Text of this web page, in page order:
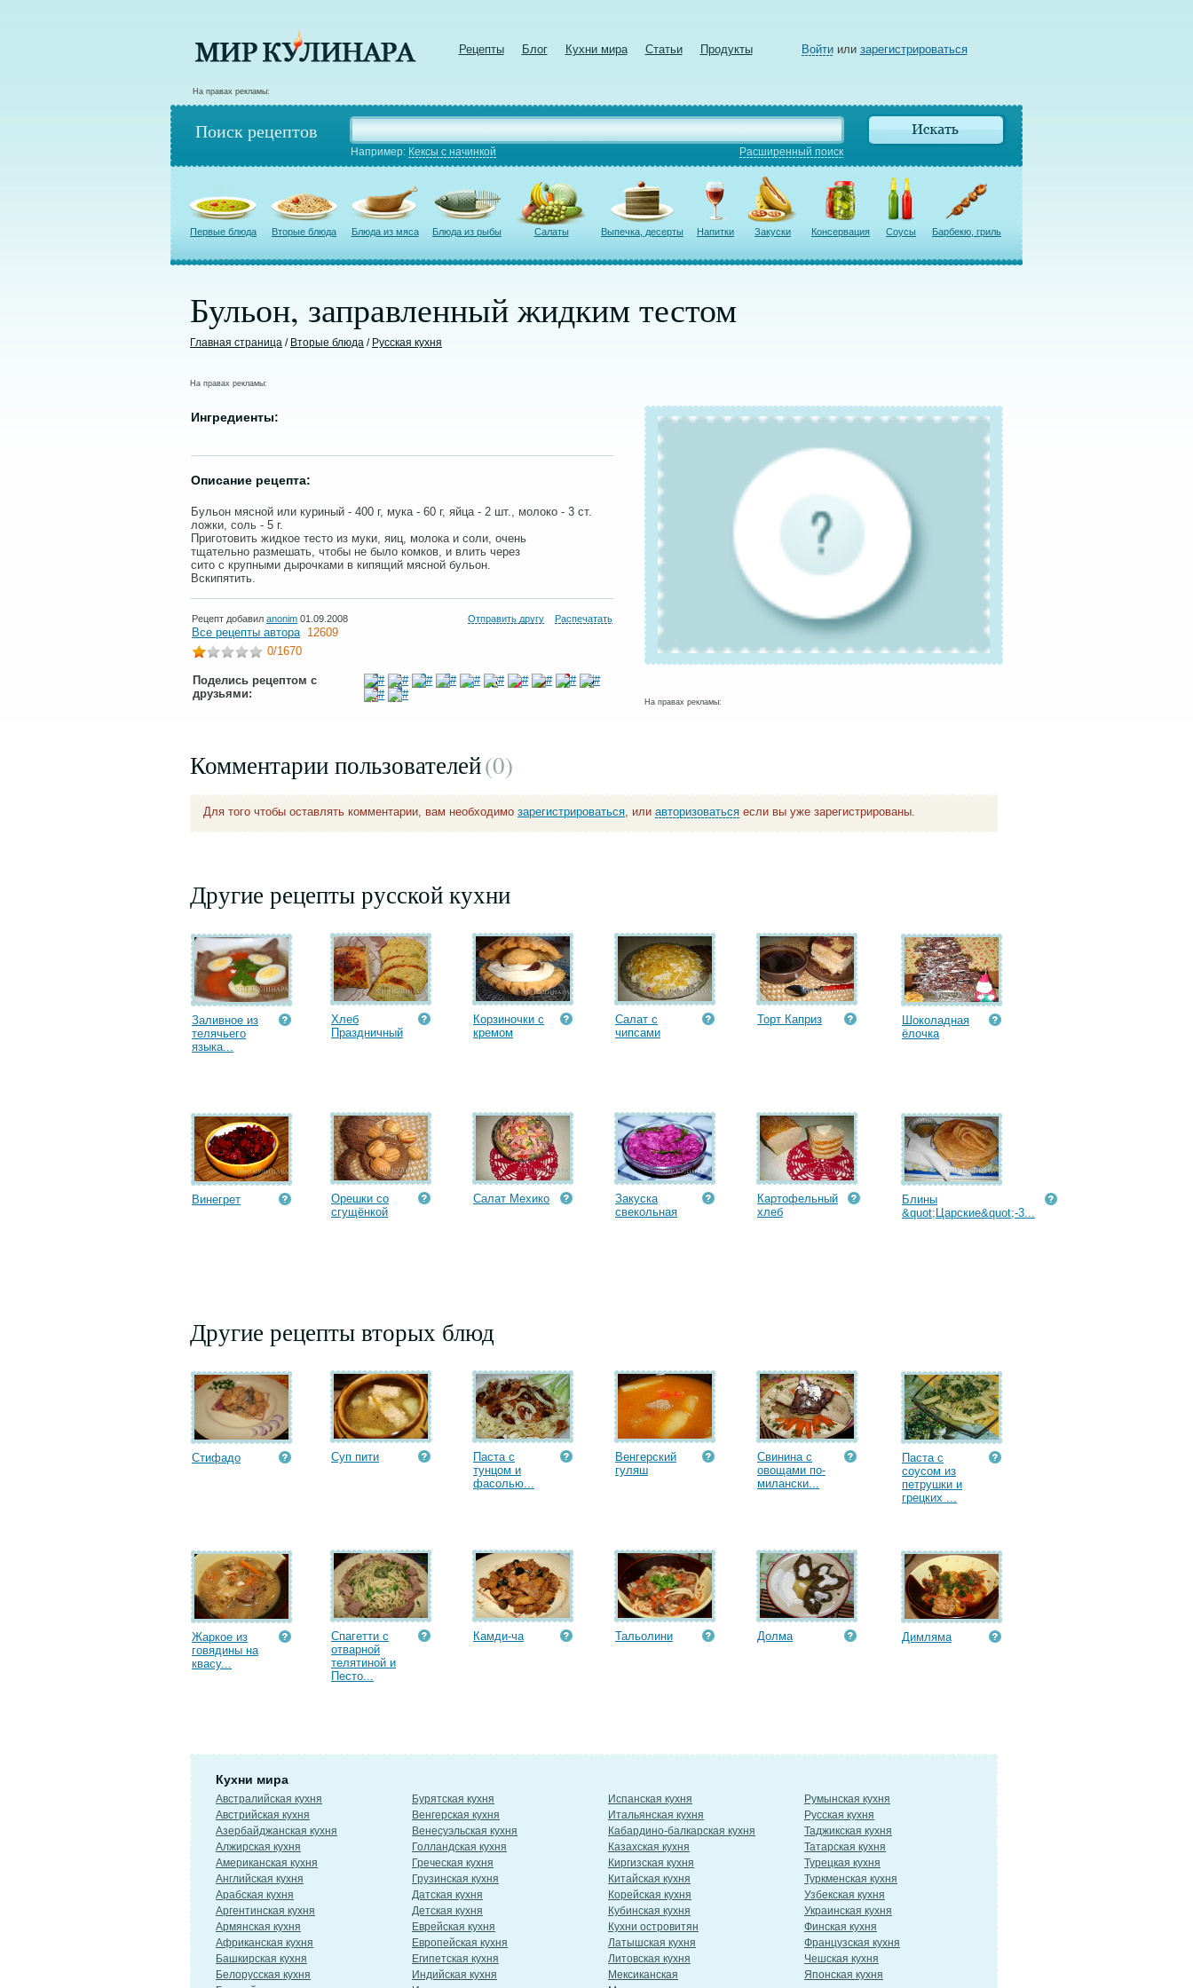
Рецепты Блог Кухни мира Статьи Продукты Войтиили зарегистрироваться
На правах рекламы:
Поиск рецептов
Например: Кексы с начинкой Расширенный поиск
Первые блюда Вторые блюда Блюда из мяса Блюда из рыбы Салаты Выпечка, десерты Напитки Закуски Консервация Соусы Барбекю, гриль
Бульон, заправленный жидким тестом
Главная страница / Вторые блюда / Русская кухня
На правах рекламы:
Ингредиенты:
Описание рецепта:
Бульон мясной или куриный - 400 г, мука - 60 г, яйца - 2 шт., молоко - 3 ст.
ложки, соль - 5 г.
Приготовить жидкое тесто из муки, яиц, молока и соли, очень
тщательно размешать, чтобы не было комков, и влить через
сито с крупными дырочками в кипящий мясной бульон.
Вскипятить.
Рецепт добавил anonim 01.09.2008 Отправить другу Распечатать
Все рецепты автора 12609
0/1670
Поделись рецептом с
друзьями:
На правах рекламы:
Комментарии пользователей(0)
Для того чтобы оставлять комментарии, вам необходимо зарегистрироваться, или авторизоваться если вы уже зарегистрированы.
Другие рецепты русской кухни
Заливное из
телячьего
языка...
Хлеб
Праздничный
Корзиночки с
кремом
Салат с
чипсами
Торт Каприз
Шоколадная
ёлочка
Винегрет
Орешки со
сгущёнкой
Салат Мехико
Закуска
свекольная
Картофельный
хлеб
Блины
&quot;Царские&quot;-3...
Другие рецепты вторых блюд
Стифадо Суп пити
Паста с
тунцом и
фасолью...
Венгерский
гуляш
Свинина с
овощами по-
милански...
Паста с
соусом из
петрушки и
грецких ...
Жаркое из
говядины на
квасу...
Спагетти с
отварной
телятиной и
Песто...
Камди-ча Тальолини Долма Димляма
Кухни мира
Австралийская кухня
Австрийская кухня
Азербайджанская кухня
Алжирская кухня
Американская кухня
Английская кухня
Арабская кухня
Аргентинская кухня
Армянская кухня
Африканская кухня
Башкирская кухня
Белорусская кухня
Бурятская кухня
Венгерская кухня
Венесуэльская кухня
Голландская кухня
Греческая кухня
Грузинская кухня
Датская кухня
Детская кухня
Еврейская кухня
Европейская кухня
Египетская кухня
Индийская кухня
Испанская кухня
Итальянская кухня
Кабардино-балкарская кухня
Казахская кухня
Киргизская кухня
Китайская кухня
Корейская кухня
Кубинская кухня
Кухни островитян
Латышская кухня
Литовская кухня
Мексиканская
Румынская кухня
Русская кухня
Таджикская кухня
Татарская кухня
Турецкая кухня
Туркменская кухня
Узбекская кухня
Украинская кухня
Финская кухня
Французская кухня
Чешская кухня
Японская кухня